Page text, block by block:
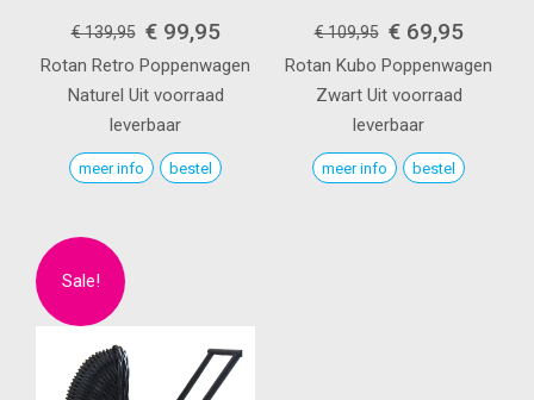
€ 139,95 € 99,95
Rotan Retro Poppenwagen
Naturel Uit voorraad
leverbaar
meer info bestel
€ 109,95 € 69,95
Rotan Kubo Poppenwagen
Zwart Uit voorraad
leverbaar
meer info bestel